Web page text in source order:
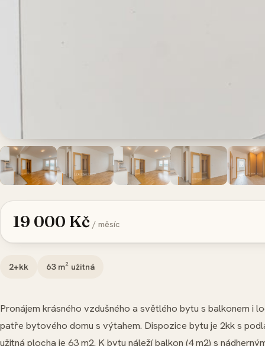
19 000 Kč / měsíc
2+kk 63m² užitná
Pronájem krásného vzdušného a světlého bytu s balkonem i
patře bytového domu s výtahem. Dispozice bytu je 2kk s
užitná plocha je 63 m2. K bytu náleží balkon (4 m2) s